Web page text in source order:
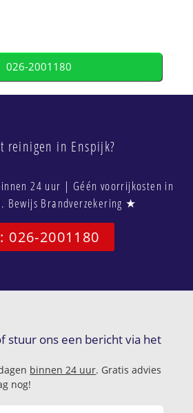
026-2001180
reinigen in Enspijk?
24 uur | Géén voorrijkosten in
Bewijs Brandverzekering ★
026-2001180
stuur ons een bericht via het
binnen 24 uur. Gratis advies
nog!